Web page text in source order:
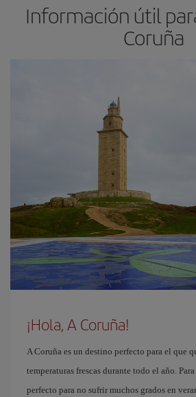
Información útil
Coruña
¡Hola, A Coruña!
A Coruña es un destino perfecto para el que
temperaturas frescas durante todo el año.
perfecto para no sufrir muchos grados en